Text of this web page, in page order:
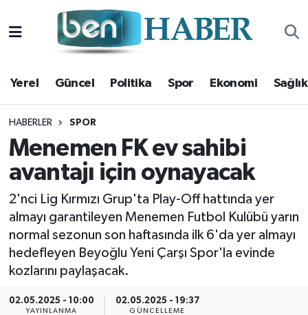
Yerel Güncel Politika Spor Ekonomi Sağlık
HABERLER SPOR
Menemen FK ev sahibi
avantajı için oynayacak
2'nci Lig Kırmızı Grup'ta Play-Off hattında yer
almayı garantileyen Menemen Futbol Kulübü yarın
normal sezonun son haftasında ilk 6'da yer almayı
hedefleyen Beyoğlu Yeni Çarşı Spor'la evinde
kozlarını paylaşacak.
02.05.2025 - 10:00
YAYINLANMA
02.05.2025 - 19:37
GÜNCELLEME
Yerel
Güncel
Politika
Spor
Ekonomi
Sağlık
Magazin
Kültür Sanat
Hava Durumu
Trafik Durumu
Süper Lig Puan Durumu ve Fikstür
Tüm Manşetler
Son Dakika Haberleri
Haber Arşivi